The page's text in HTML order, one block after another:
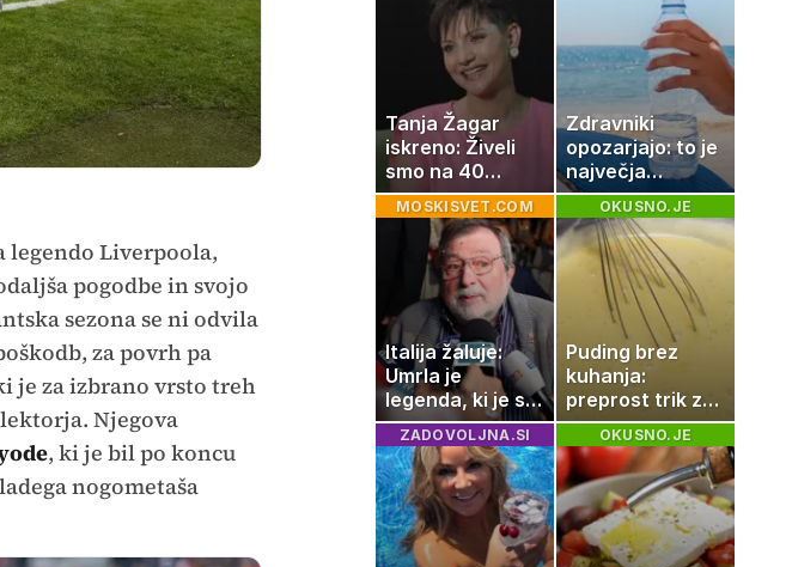
legendo Liverpoola,
pogodbe in svojo
sezona se ni odvila
za povrh pa
je za izbrano vrsto treh
Njegova
, ki je bil po koncu
nogometaša
Tanja Žagar
iskreno: Živeli
smo na 40
kvadratih, a
imela sem vse,
kar otrok
potrebuje
Zdravniki
opozarjajo: to je
največja
napaka, ki jo
ljudje delajo med
vročino
MOSKISVET.COM
Italija žaluje:
Umrla je
legenda, ki je s
svojimi pesmimi
zaznamovala
Italijo
OKUSNO.JE
Puding brez
kuhanja:
preprost trik za
pripravo v le
nekaj minutah
ZADOVOLJNA.SI OKUSNO.JE